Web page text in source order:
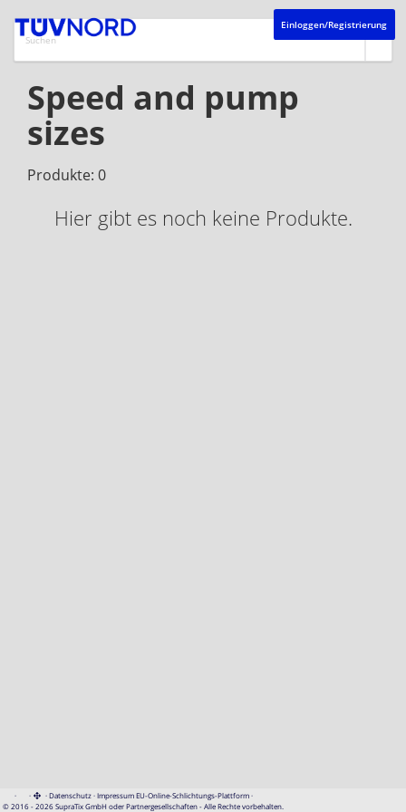
Einloggen/Registrierung
Speed and pump
sizes
Produkte: 0
Hier gibt es noch keine Produkte.
· · ·Datenschutz·Impressum EU-Online-Schlichtungs-Plattform·
© 2016 - 2026 SupraTix GmbH oder Partnergesellschaften - Alle Rechte vorbehalten.